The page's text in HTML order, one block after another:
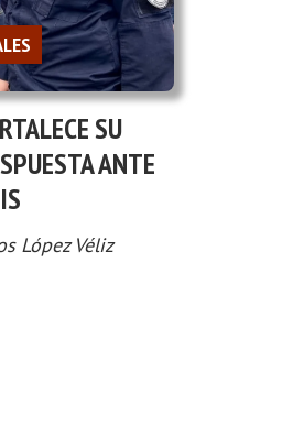
SU
ANTE
López Véliz